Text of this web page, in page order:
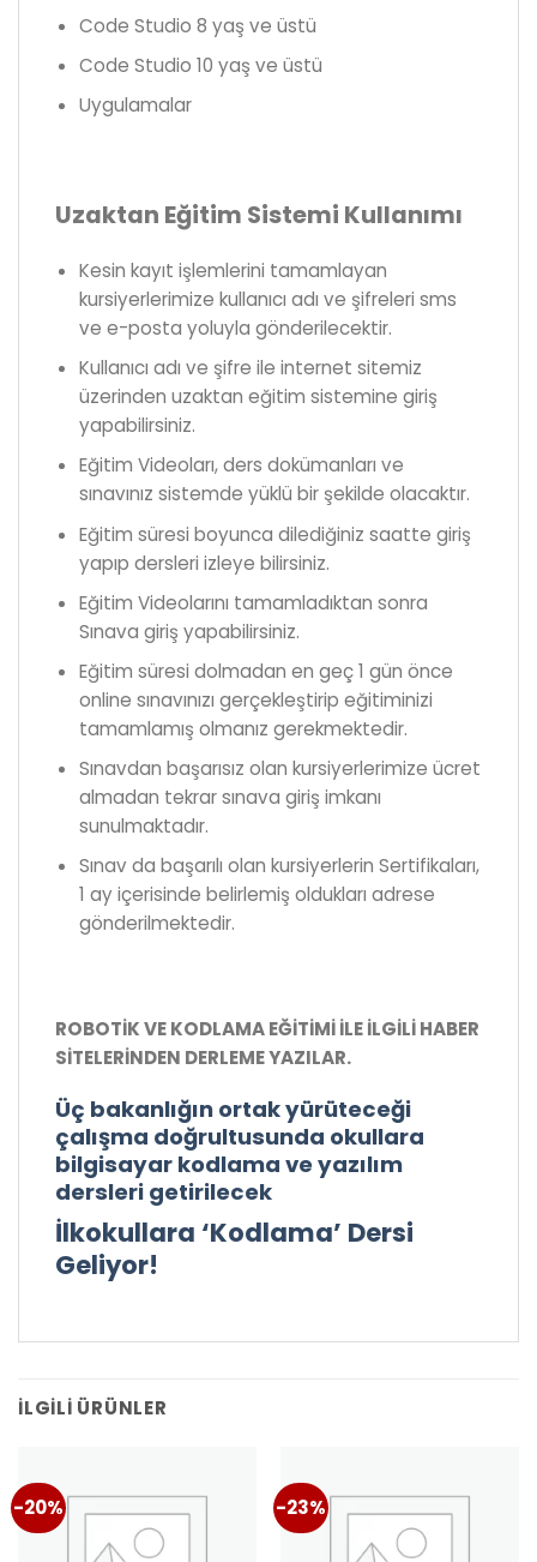
Code Studio 8 yaş ve üstü
Code Studio 10 yaş ve üstü
Uygulamalar
Uzaktan Eğitim Sistemi Kullanımı
Kesin kayıt işlemlerini tamamlayan
kursiyerlerimize kullanıcı adı ve şifreleri sms
ve e-posta yoluyla gönderilecektir.
Kullanıcı adı ve şifre ile internet sitemiz
üzerinden uzaktan eğitim sistemine giriş
yapabilirsiniz.
Eğitim Videoları, ders dokümanları ve
sınavınız sistemde yüklü bir şekilde olacaktır.
Eğitim süresi boyunca dilediğiniz saatte giriş
yapıp dersleri izleye bilirsiniz.
Eğitim Videolarını tamamladıktan sonra
Sınava giriş yapabilirsiniz.
Eğitim süresi dolmadan en geç 1 gün önce
online sınavınızı gerçekleştirip eğitiminizi
tamamlamış olmanız gerekmektedir.
Sınavdan başarısız olan kursiyerlerimize ücret
almadan tekrar sınava giriş imkanı
sunulmaktadır.
Sınav da başarılı olan kursiyerlerin Sertifikaları,
1 ay içerisinde belirlemiş oldukları adrese
gönderilmektedir.
ROBOTİK VE KODLAMA EĞİTİMİ İLE İLGİLİ HABER
SİTELERİNDEN DERLEME YAZILAR.
Üç bakanlığın ortak yürüteceği
çalışma doğrultusunda okullara
bilgisayar kodlama ve yazılım
dersleri getirilecek
İlkokullara ‘Kodlama’ Dersi
Geliyor!
İLGILI ÜRÜNLER
-20% -23%